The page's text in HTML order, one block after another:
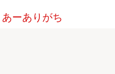
あーありがち